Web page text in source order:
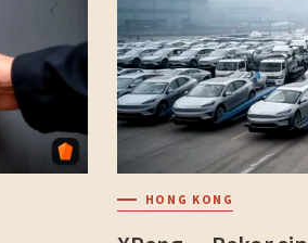
HONG KONG